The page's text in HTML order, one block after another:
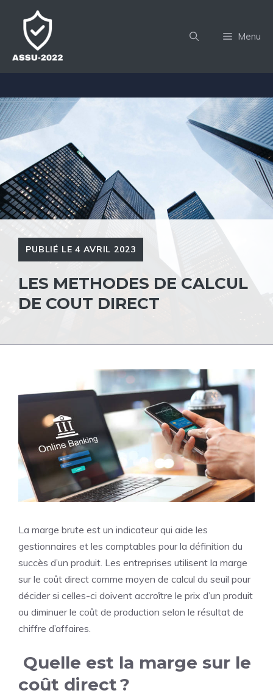
contenu
Menu
PUBLIÉ LE4 AVRIL 2023
LES METHODES DE CALCUL
DE COUT DIRECT
La marge brute est un indicateur qui aide les
gestionnaires et les comptables pour la définition du
succès d’un produit. Les entreprises utilisent la marge
sur le coût direct comme moyen de calcul du seuil pour
décider si celles-ci doivent accroître le prix d’un produit
ou diminuer le coût de production selon le résultat de
chiffre d’affaires.
Quelle est la marge sur le
coût direct ?